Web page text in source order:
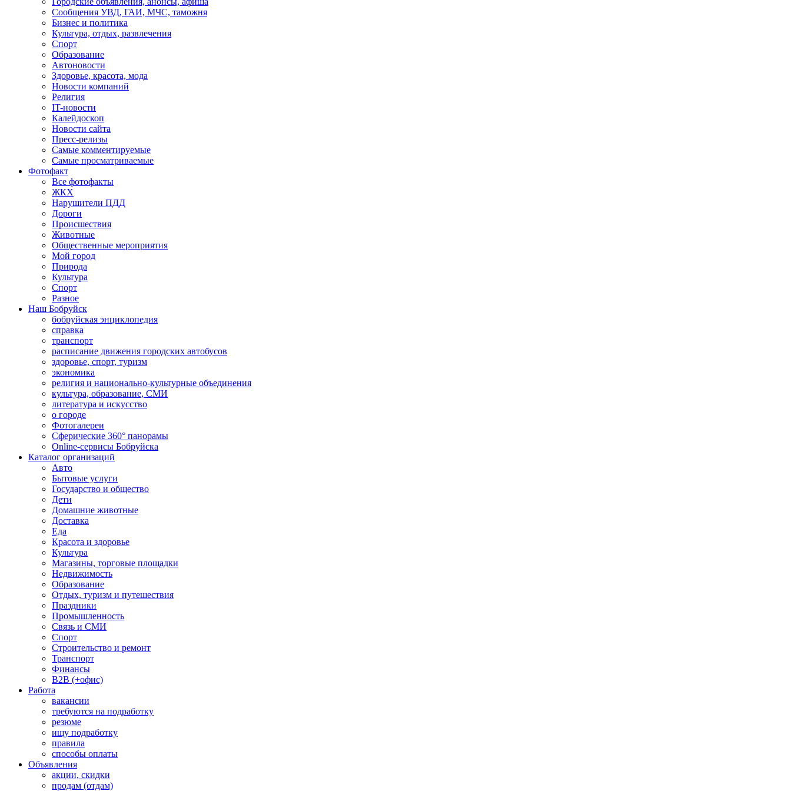
Сообщения УВД, ГАИ, МЧС, таможня
Бизнес и политика
Культура, отдых, развлечения
Спорт
Образование
Автоновости
Здоровье, красота, мода
Новости компаний
Религия
IT-новости
Калейдоскоп
Новости сайта
Пресс-релизы
Самые комментируемые
Самые просматриваемые
Фотофакт
Все фотофакты
ЖКХ
Нарушители ПДД
Дороги
Происшествия
Животные
Общественные мероприятия
Мой город
Природа
Культура
Спорт
Разное
Наш Бобруйск
бобруйская энциклопедия
справка
транспорт
расписание движения городских автобусов
здоровье, спорт, туризм
экономика
религия и национально-культурные объединения
культура, образование, СМИ
литература и искусство
о городе
Фотогалереи
Сферические 360° панорамы
Online-сервисы Бобруйска
Каталог организаций
Авто
Бытовые услуги
Государство и общество
Дети
Домашние животные
Доставка
Еда
Красота и здоровье
Культура
Магазины, торговые площадки
Недвижимость
Образование
Отдых, туризм и путешествия
Праздники
Промышленность
Связь и СМИ
Спорт
Строительство и ремонт
Транспорт
Финансы
B2B (+офис)
Работа
вакансии
требуются на подработку
резюме
ищу подработку
правила
способы оплаты
Объявления
акции, скидки
продам (отдам)